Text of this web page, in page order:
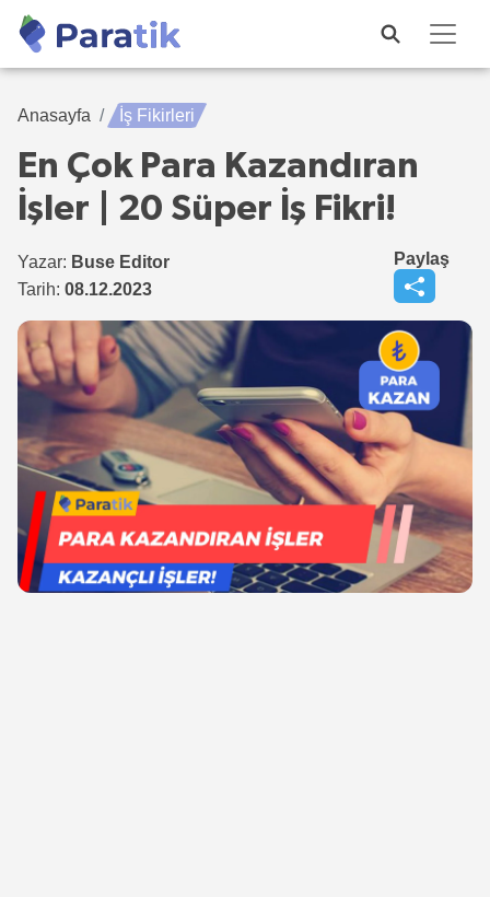
Anasayfa İş Fikirleri
En Çok Para Kazandıran
İşler | 20 Süper İş Fikri!
Yazar: Buse Editor
Tarih: 08.12.2023
Paylaş